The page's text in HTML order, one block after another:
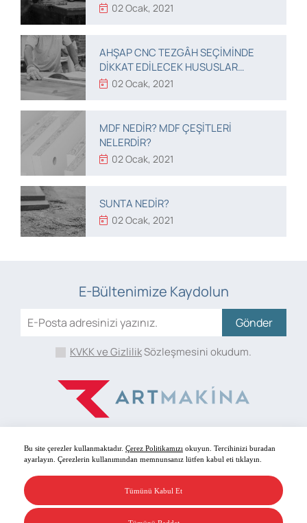
Bu site çerezler kullanmaktadır. Çerez Politikamızı okuyun. Tercihinizi buradan
ayarlayın. Çerezlerin kullanımından memnunsanız lütfen kabul eti tıklayın.
Tümünü Kabul Et
02 Ocak, 2021
AHŞAP CNC TEZGÂH SEÇIMINDE
DIKKAT EDILECEK HUSUSLAR
NELERDIR?
02 Ocak, 2021
MDF NEDIR? MDF ÇEŞITLERI
NELERDIR?
02 Ocak, 2021
SUNTA NEDIR?
02 Ocak, 2021
E-Bültenimize Kaydolun
Gönder
KVKK ve GizlilikSözleşmesini okudum.
Bizi Takip Edin!
Art Makina, Her hakkı saklıdır.